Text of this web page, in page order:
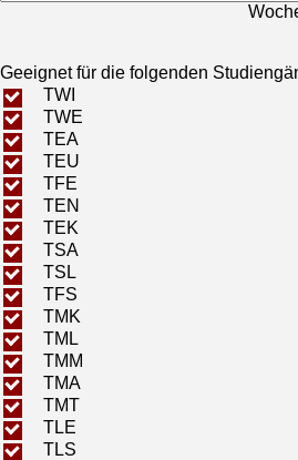
Geeignet für die folgenden
TWI
TWE
TEA
TEU
TFE
TEN
TEK
TSA
TSL
TFS
TMK
TML
TMM
TMA
TMT
TLE
TLS